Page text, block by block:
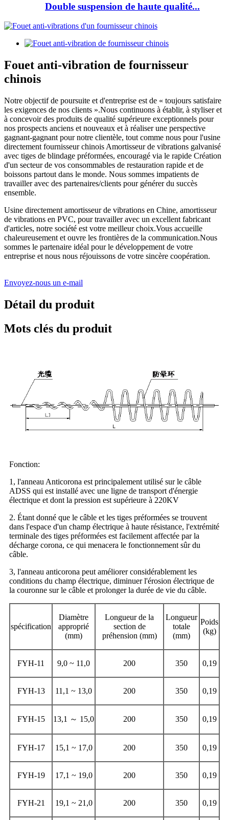
Double suspension de haute qualité...
Fouet anti-vibration de fournisseur
chinois
Notre objectif de poursuite et d'entreprise est de « toujours satisfaire
les exigences de nos clients ».Nous continuons à établir, à styliser et
à concevoir des produits de qualité supérieure exceptionnels pour
nos prospects anciens et nouveaux et à réaliser une perspective
gagnant-gagnant pour notre clientèle, tout comme nous pour l'usine
directement fournisseur chinois Amortisseur de vibrations galvanisé
avec tiges de blindage préformées, encouragé via le rapide Création
d'un secteur de vos consommables de restauration rapide et de
boissons partout dans le monde. Nous sommes impatients de
travailler avec des partenaires/clients pour générer du succès
ensemble.
Usine directement amortisseur de vibrations en Chine, amortisseur
de vibrations en PVC, pour travailler avec un excellent fabricant
d'articles, notre société est votre meilleur choix.Vous accueille
chaleureusement et ouvre les frontières de la communication.Nous
sommes le partenaire idéal pour le développement de votre
entreprise et nous nous réjouissons de votre sincère coopération.
Envoyez-nous un e-mail
Détail du produit
Mots clés du produit
Fonction:
1, l'anneau Anticorona est principalement utilisé sur le câble
ADSS qui est installé avec une ligne de transport d'énergie
électrique et dont la pression est supérieure à 220KV
2. Étant donné que le câble et les tiges préformées se trouvent
dans l'espace d'un champ électrique à haute résistance, l'extrémité
terminale des tiges préformées est facilement affectée par la
décharge corona, ce qui menacera le fonctionnement sûr du
câble.
3, l'anneau anticorona peut améliorer considérablement les
conditions du champ électrique, diminuer l'érosion électrique de
la couronne sur le câble et prolonger la durée de vie du câble.
spécification
Diamètre
approprié
(mm)
Longueur de la
section de
préhension (mm)
Longueur
totale
(mm)
Poids
(kg)
FYH-11 9,0 ~ 11,0 200 350 0,19
FYH-13 11,1 ~ 13,0 200 350 0,19
FYH-15 13,1 ～ 15,0 200 350 0,19
FYH-17 15,1 ~ 17,0 200 350 0,19
FYH-19 17,1 ~ 19,0 200 350 0,19
FYH-21 19,1 ~ 21,0 200 350 0,19